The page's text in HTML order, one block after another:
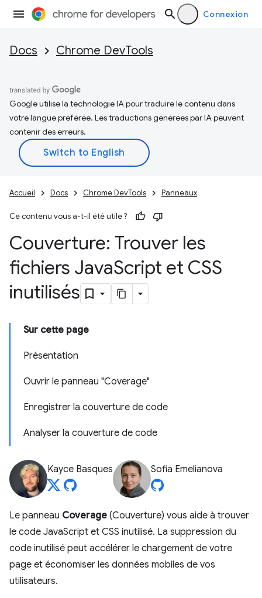
Connexion
Docs Chrome DevTools
Google utilise la technologie IA pour traduire le contenu dans
votre langue préférée. Les traductions générées par IA peuvent
contenir des erreurs.
Accueil Docs Chrome DevTools Panneaux
Ce contenu vous a-t-il été utile ?
Couverture: Trouver les
fichiers JavaScript et CSS
inutilisés
Sur cette page
Présentation
Ouvrir le panneau "Coverage"
Enregistrer la couverture de code
Analyser la couverture de code
Kayce Basques Sofia Emelianova
Le panneau Coverage (Couverture) vous aide à trouver
le code JavaScript et CSS inutilisé. La suppression du
code inutilisé peut accélérer le chargement de votre
page et économiser les données mobiles de vos
utilisateurs.